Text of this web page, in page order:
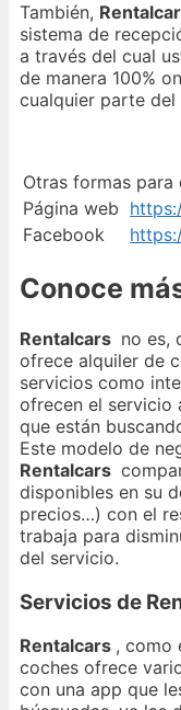
También,
sistema de
a través del cual
de manera 100%
cualquier parte del
Otras formas
Página web
Facebook
Conoce
Rentalcars no es,
ofrece alquiler de
servicios como
ofrecen el servicio
que están
Este modelo de
Rentalcars
disponibles en su
precios…) con el
trabaja para
del servicio.
Servicios de
Rentalcars , como
coches ofrece
con una app que